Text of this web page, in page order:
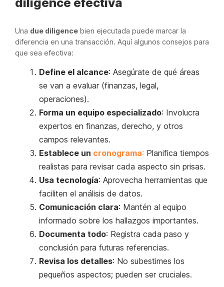
Una due diligence bien ejecutada puede marcar la
diferencia en una transacción. Aquí algunos consejos para
que sea efectiva:
Define el alcance: Asegúrate de qué áreas
se van a evaluar (finanzas, legal,
operaciones).
Forma un equipo especializado: Involucra
expertos en finanzas, derecho, y otros
campos relevantes.
Establece un cronograma: Planifica tiempos
realistas para revisar cada aspecto sin prisas.
Usa tecnología: Aprovecha herramientas que
faciliten el análisis de datos.
Comunicación clara: Mantén al equipo
informado sobre los hallazgos importantes.
Documenta todo: Registra cada paso y
conclusión para futuras referencias.
Revisa los detalles: No subestimes los
pequeños aspectos; pueden ser cruciales.